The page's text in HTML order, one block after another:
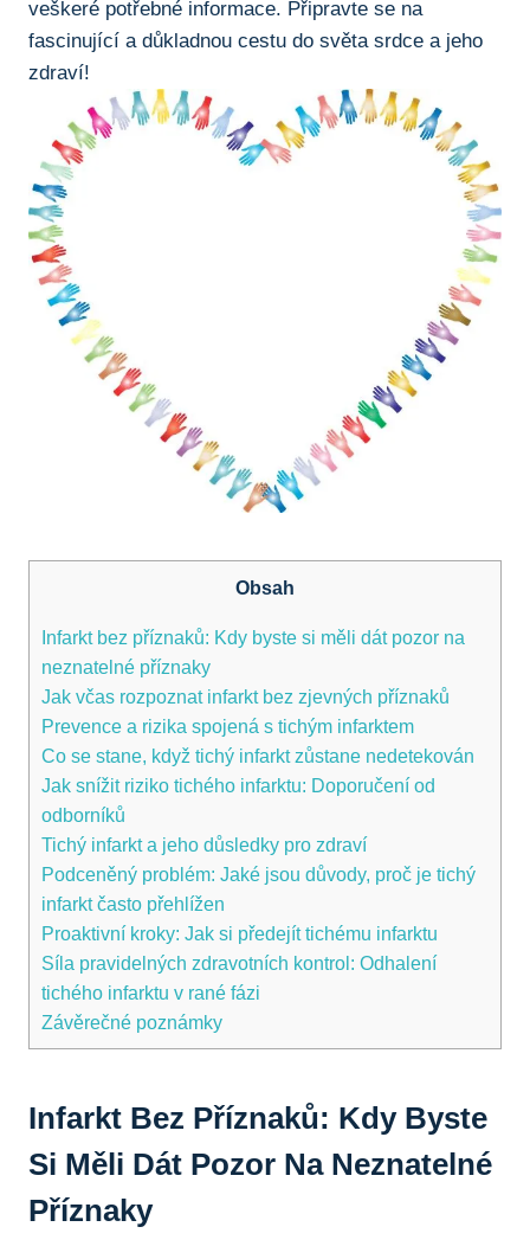
veškeré potřebné informace. Připravte se na
fascinující a důkladnou cestu do světa srdce a jeho
zdraví!
Obsah
Infarkt bez příznaků:‌ Kdy​ byste si měli dát pozor na
neznatelné příznaky
Jak včas rozpoznat infarkt bez zjevných příznaků
Prevence a rizika spojená s tichým infarktem
Co se stane, když tichý infarkt zůstane nedetekován
Jak snížit ​riziko tichého infarktu: ‌Doporučení od
odborníků
Tichý infarkt a ​jeho důsledky pro ​zdraví
Podceněný problém: Jaké jsou důvody, ​proč je tichý
infarkt často přehlížen
Proaktivní kroky: Jak si předejít tichému infarktu
Síla pravidelných zdravotních kontrol: Odhalení
tichého infarktu v rané fázi
Závěrečné poznámky
Infarkt Bez Příznaků:‌ Kdy​ Byste
Si Měli Dát Pozor Na Neznatelné
Příznaky